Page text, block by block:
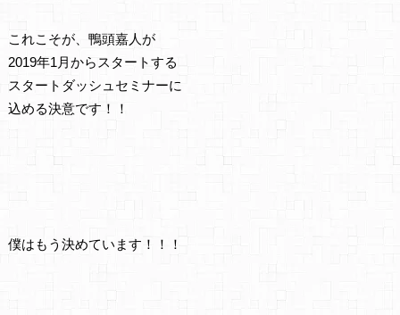
これこそが、鴨頭嘉人が
2019年1月からスタートする
スタートダッシュセミナーに
込める決意です！！
僕はもう決めています！！！